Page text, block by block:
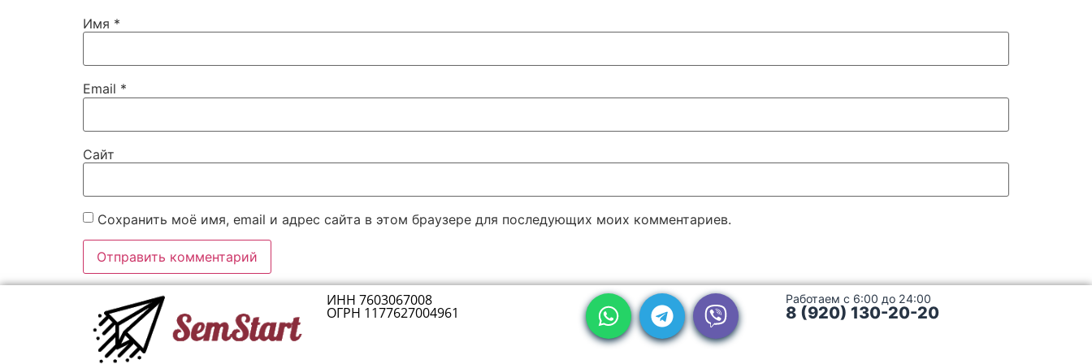
Имя *
Email *
Сайт
Сохранить моё имя, email и адрес сайта в этом браузере для последующих моих комментариев.
ИНН 7603067008
ОГРН 1177627004961
Работаем с 6:00 до 24:00
8 (920) 130-20-20